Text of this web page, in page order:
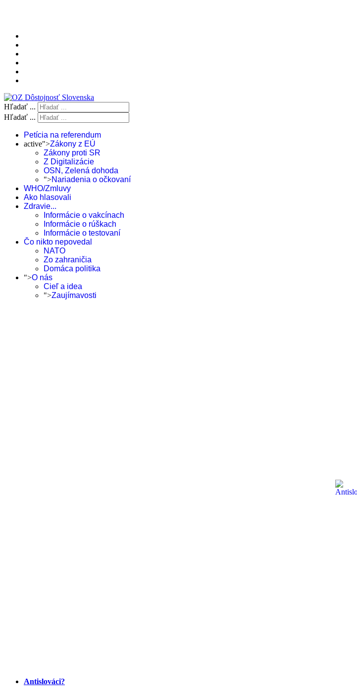
Hľadať ...
Hľadať ...
Petícia na referendum
active">Zákony z EÚ
Zákony proti SR
Z Digitalizácie
OSN, Zelená dohoda
">Nariadenia o očkovaní
WHO/Zmluvy
Ako hlasovali
Zdravie...
Informácie o vakcínach
Informácie o rúškach
Informácie o testovaní
Čo nikto nepovedal
NATO
Zo zahraničia
Domáca politika
">O nás
Cieľ a idea
">Zaujímavosti
Antislováci?